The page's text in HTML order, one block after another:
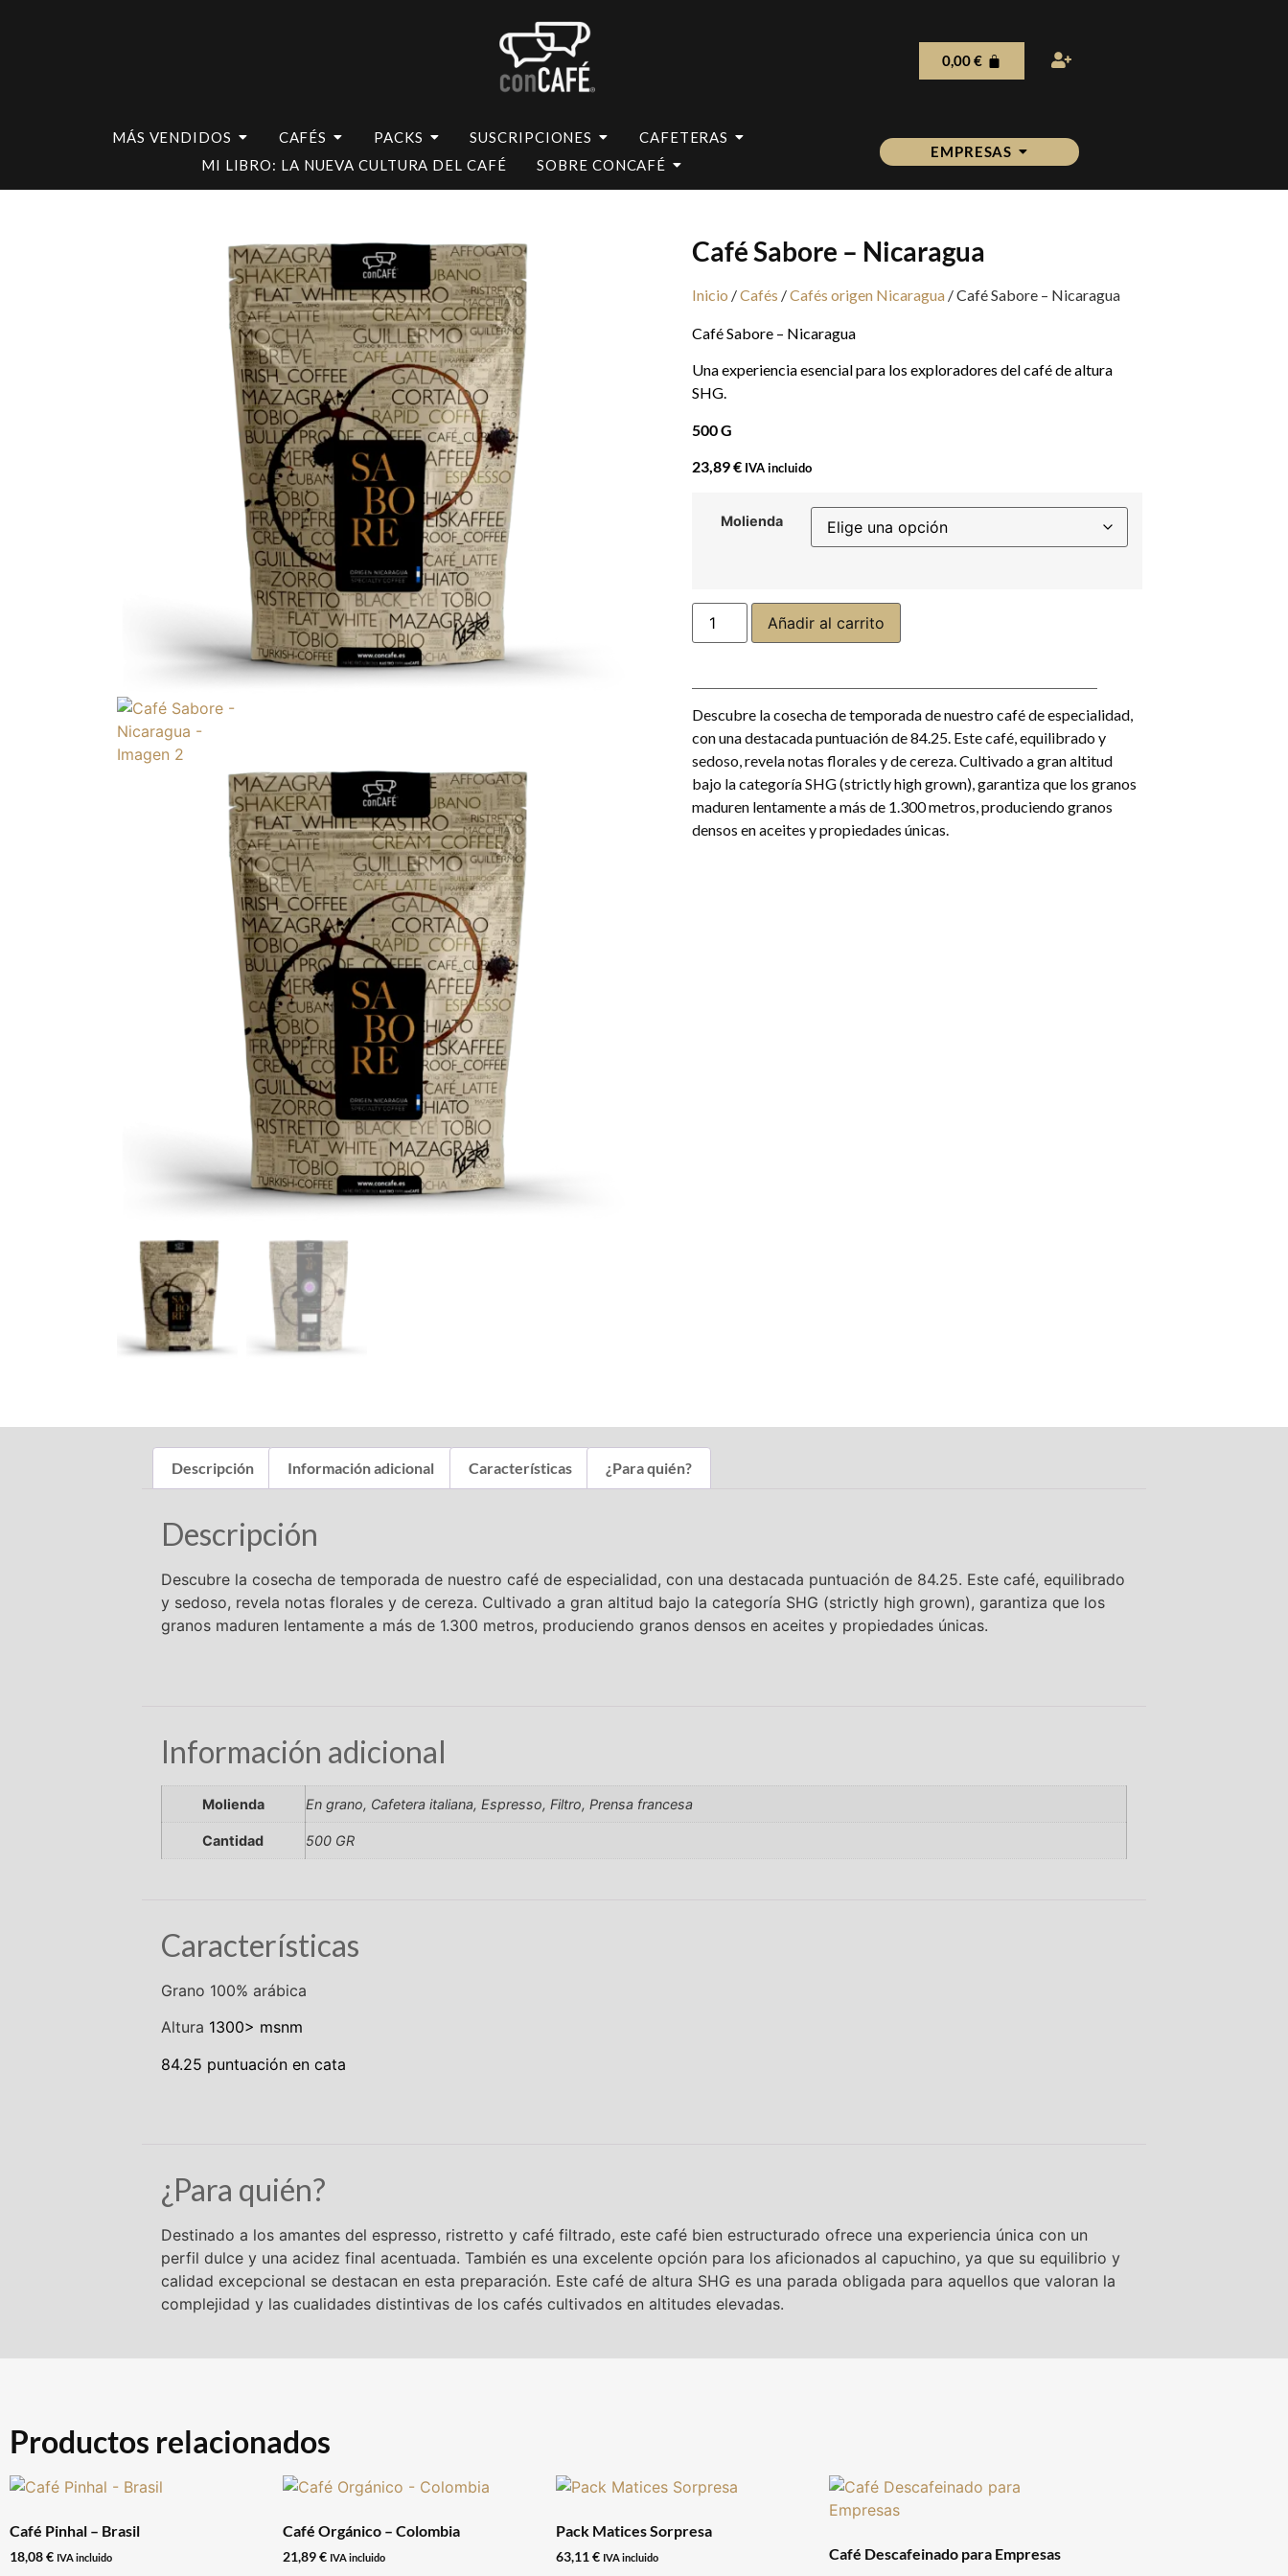
0,00€
MÁS VENDIDOS CAFÉS PACKS SUSCRIPCIONES
CAFETERAS
MI LIBRO: LA NUEVA CULTURA DEL CAFÉ
SOBRE CONCAFÉ
EMPRESAS
Café Sabore – Nicaragua
Inicio /Cafés /Cafés origen Nicaragua / Café Sabore – Nicaragua
Café Sabore – Nicaragua
Una experiencia esencial para los exploradores del café de altura
SHG.
500 G
23,89€ IVA incluido
Molienda
Añadir al carrito
Descubre la cosecha de temporada de nuestro café de especialidad,
con una destacada puntuación de 84.25. Este café, equilibrado y
sedoso, revela notas florales y de cereza. Cultivado a gran altitud
bajo la categoría SHG (strictly high grown), garantiza que los granos
maduren lentamente a más de 1.300 metros, produciendo granos
densos en aceites y propiedades únicas.
Descripción Información adicional Características ¿Para quién?
Descripción
Descubre la cosecha de temporada de nuestro café de especialidad, con una destacada puntuación de 84.25. Este café, equilibrado
y sedoso, revela notas florales y de cereza. Cultivado a gran altitud bajo la categoría SHG (strictly high grown), garantiza que los
granos maduren lentamente a más de 1.300 metros, produciendo granos densos en aceites y propiedades únicas.
Información adicional
Molienda En grano, Cafetera italiana, Espresso, Filtro, Prensa francesa
Cantidad 500 GR
Características
Grano 100% arábica
Altura 1300> msnm
84.25 puntuación en cata
¿Para quién?
Destinado a los amantes del espresso, ristretto y café filtrado, este café bien estructurado ofrece una experiencia única con un
perfil dulce y una acidez final acentuada. También es una excelente opción para los aficionados al capuchino, ya que su equilibrio y
calidad excepcional se destacan en esta preparación. Este café de altura SHG es una parada obligada para aquellos que valoran la
complejidad y las cualidades distintivas de los cafés cultivados en altitudes elevadas.
Productos relacionados
Café Pinhal – Brasil
18,08€ IVA incluido
Café Orgánico – Colombia
21,89€ IVA incluido
Pack Matices Sorpresa
63,11€ IVA incluido Café Descafeinado para Empresas